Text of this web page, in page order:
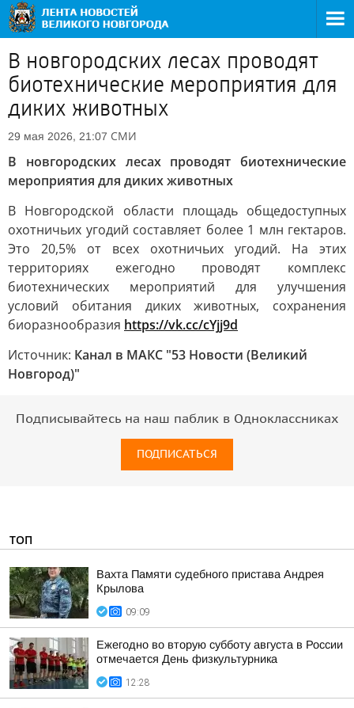
В новгородских лесах проводят
биотехнические мероприятия для
диких животных
29 мая 2026, 21:07 СМИ
В новгородских лесах проводят биотехнические
мероприятия для диких животных
В Новгородской области площадь общедоступных
охотничьих угодий составляет более 1 млн гектаров.
Это 20,5% от всех охотничьих угодий. На этих
территориях ежегодно проводят комплекс
биотехнических мероприятий для улучшения
условий обитания диких животных, сохранения
биоразнообразия https://vk.cc/cYjj9d
Источник: Канал в МАКС "53 Новости (Великий
Новгород)"
Подписывайтесь на наш паблик в Одноклассниках
ПОДПИСАТЬСЯ
ТОП
Вахта Памяти судебного пристава Андрея
Крылова
09:09
Ежегодно во вторую субботу августа в России
отмечается День физкультурника
12:28